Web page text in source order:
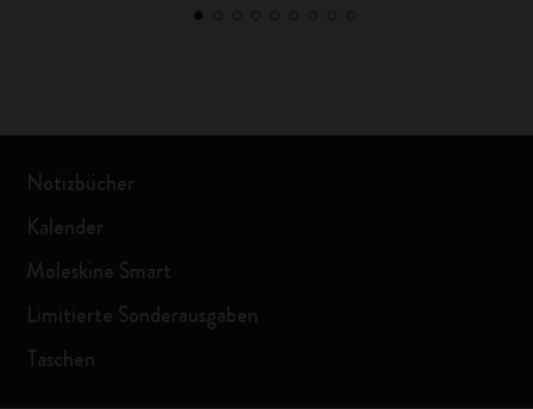
Notizbücher
Kalender
Moleskine Smart
Limitierte Sonderausgaben
Taschen